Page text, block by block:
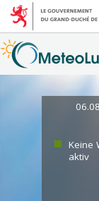
Keine
aktiv